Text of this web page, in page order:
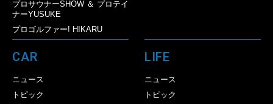
プロサウナーSHOW ＆ プロテイ
ナーYUSUKE
プロゴルファー! HIKARU
CAR
ニュース
トピック
LIFE
ニュース
トピック